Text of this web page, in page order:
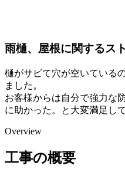
雨樋、屋根に関するス
樋がサビて穴が空いている
ました。
お客様からは自分で強力な
に助かった。と大変満足し
Overview
工事の概要